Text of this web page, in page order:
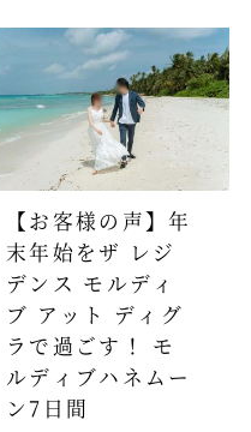
【お客様の声】年
末年始をザ レジ
デンス モルディ
ブ アット ディグ
ラで過ごす！ モ
ルディブハネムー
ン7日間